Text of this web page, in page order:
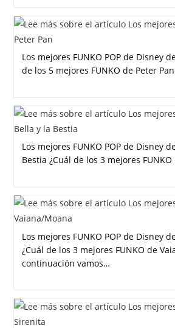
Los mejores FUNKO POP de Disney
de los 5 mejores FUNKO de Peter
Los mejores FUNKO POP de Disney
Bestia ¿Cuál de los 3 mejores
Los mejores FUNKO POP de Disney
¿Cuál de los 3 mejores FUNKO de
continuación vamos…